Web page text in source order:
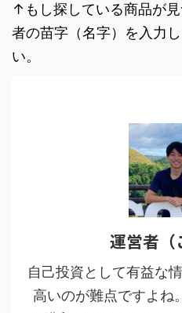
↑もし探している商品が
者の苗字（名字）を入力
い。
運営者（
自己投資として有益な
高いのが難点ですよね